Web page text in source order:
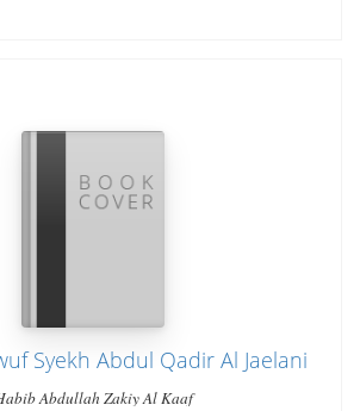
Syekh Abdul Qadir Al Jaelani
Abdullah Zakiy Al Kaaf